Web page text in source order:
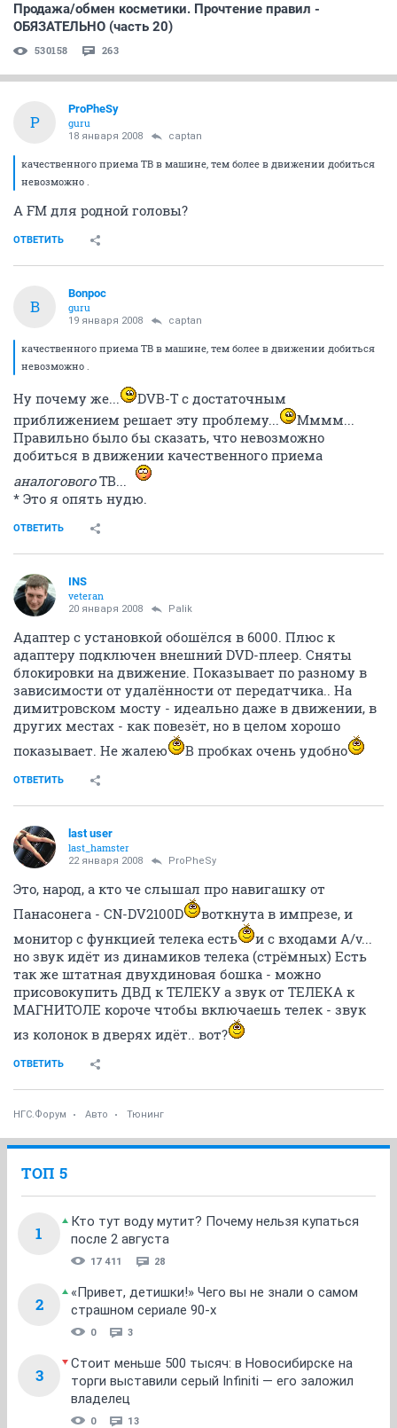
Продажа/обмен косметики. Прочтение правил -
ОБЯЗАТЕЛЬНО (часть 20)
530158 263
P
ProPheSy
guru
18 января 2008 captan
качественного приема ТВ в машине, тем более в движении добиться
невозможно .
А FM для родной головы?
ОТВЕТИТЬ
B
Bonpoc
guru
19 января 2008 captan
качественного приема ТВ в машине, тем более в движении добиться
невозможно .
Ну почему же...
DVB-T с достаточным
приближением решает эту проблему...
Мммм...
Правильно было бы сказать, что невозможно
добиться в движении качественного приема
аналоговогоТВ...
* Это я опять нудю.
ОТВЕТИТЬ
INS
veteran
20 января 2008 Palik
Адаптер с установкой обошёлся в 6000. Плюс к
адаптеру подключен внешний DVD-плеер. Сняты
блокировки на движение. Показывает по разному в
зависимости от удалённости от передатчика.. На
димитровском мосту - идеально даже в движении, в
других местах - как повезёт, но в целом хорошо
показывает. Не жалею
В пробках очень удобно
ОТВЕТИТЬ
last user
last_hamster
22 января 2008 ProPheSy
Это, народ, а кто че слышал про навигашку от
Панасонега - CN-DV2100D
воткнута в импрезе, и
монитор с функцией телека есть
и с входами А/v...
но звук идёт из динамиков телека (стрёмных) Есть
так же штатная двухдиновая бошка - можно
присовокупить ДВД к ТЕЛЕКУ а звук от ТЕЛЕКА к
МАГНИТОЛЕ короче чтобы включаешь телек - звук
из колонок в дверях идёт.. вот?
ОТВЕТИТЬ
НГС.Форум Авто Тюнинг
ТОП 5
1
Кто тут воду мутит? Почему нельзя купаться
после 2 августа
17 411 28
2
«Привет, детишки!» Чего вы не знали о самом
страшном сериале 90-х
0 3
3
Стоит меньше 500 тысяч: в Новосибирске на
торги выставили серый Infiniti — его заложил
владелец
0 13